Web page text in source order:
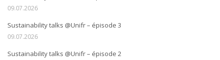
09.07.2026
Sustainability talks @Unifr – épisode 3
09.07.2026
Sustainability talks @Unifr – épisode 2